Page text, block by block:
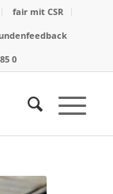
fair mit CSR
0